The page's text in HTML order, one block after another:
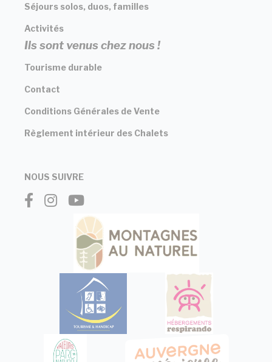
Séjours solos, duos, familles
Activités
Ils sont venus chez nous !
Tourisme durable
Contact
Conditions Générales de Vente
Règlement intérieur des Chalets
NOUS SUIVRE